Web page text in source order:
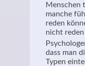
Menschen
manche
reden
nicht reden
dass man
Typen